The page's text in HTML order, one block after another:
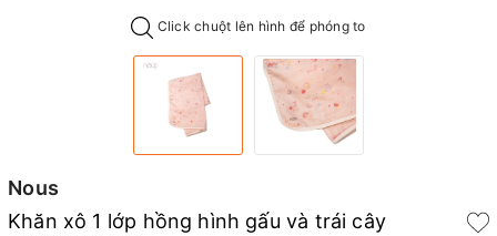
Click chuột lên hình để phóng to
Nous
Khăn xô 1 lớp hồng hình gấu và trái cây